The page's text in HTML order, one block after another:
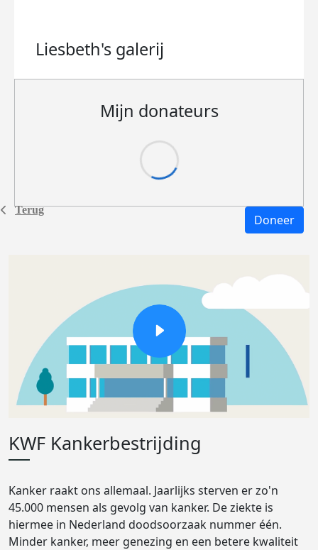
Terug
Liesbeth's galerij
Mijn donateurs
Doneer
KWF Kankerbestrijding
Kanker raakt ons allemaal. Jaarlijks sterven er zo'n
45.000 mensen als gevolg van kanker. De ziekte is
hiermee in Nederland doodsoorzaak nummer één.
Minder kanker, meer genezing en een betere kwaliteit